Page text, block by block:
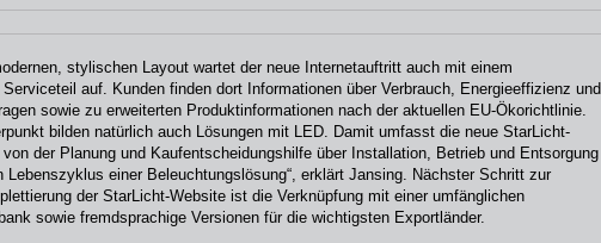
stylischen Layout wartet der neue Internetauftritt auch mit einem
auf. Kunden finden dort Informationen über Verbrauch, Energieeffizienz und
sowie zu erweiterten Produktinformationen nach der aktuellen EU-Ökorichtlinie.
bilden natürlich auch Lösungen mit LED. Damit umfasst die neue StarLicht-
von der Planung und Kaufentscheidungshilfe über Installation, Betrieb und Entsorgung
Lebenszyklus einer Beleuchtungslösung“, erklärt Jansing. Nächster Schritt zur
der StarLicht-Website ist die Verknüpfung mit einer umfänglichen
sowie fremdsprachige Versionen für die wichtigsten Exportländer.